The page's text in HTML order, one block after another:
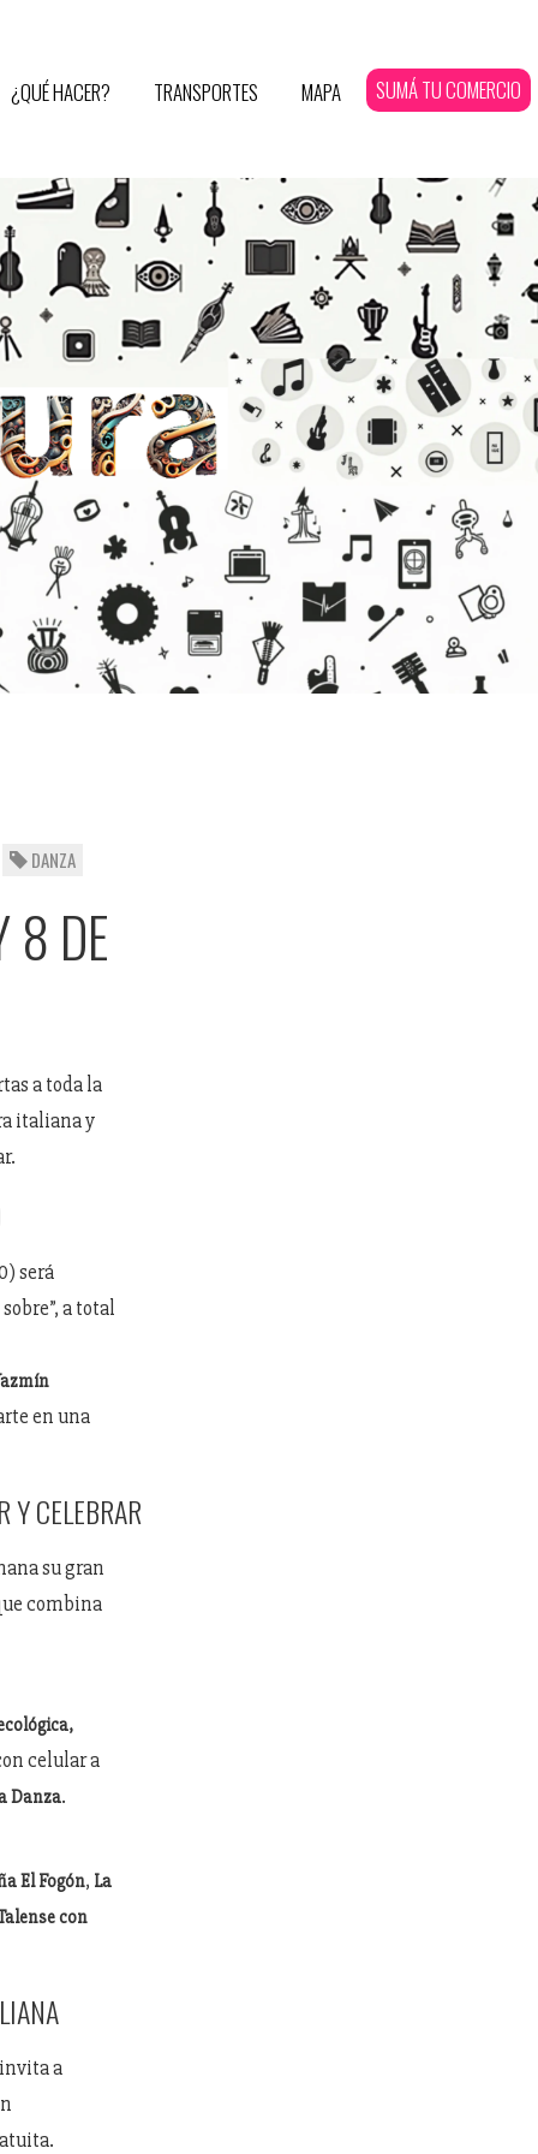
¿QUÉ HACER? TRANSPORTES MAPA SUMÁ TU COMERCIO
DANZA
8 DE
a toda la
italiana y
será
a total
en una
Y CELEBRAR
su gran
combina
celular a
Danza.
El Fogón, La
con
a